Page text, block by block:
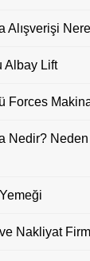
Alışverişi
Albay Lift
Forces
Nedir?
Nakliyat